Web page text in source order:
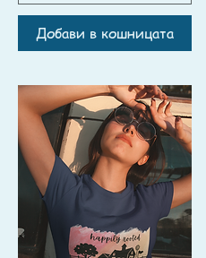
Добави в кошницата